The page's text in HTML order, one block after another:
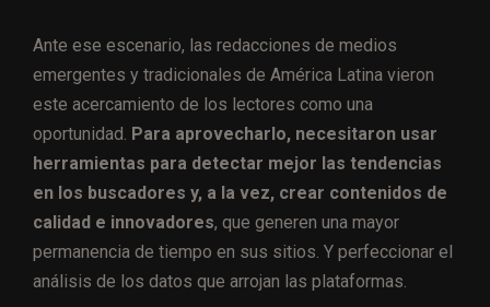
Ante ese escenario, las redacciones de medios
emergentes y tradicionales de América Latina vieron
este acercamiento de los lectores como una
oportunidad. Para aprovecharlo, necesitaron usar
herramientas para detectar mejor las tendencias
en los buscadores y, a la vez, crear contenidos de
calidad e innovadores, que generen una mayor
permanencia de tiempo en sus sitios. Y perfeccionar el
análisis de los datos que arrojan las plataformas.